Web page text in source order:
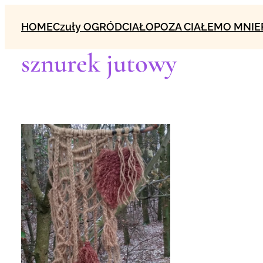
HOMECzuły OGRÓDCIAŁOPOZA CIAŁEMO MNIE
sznurek jutowy